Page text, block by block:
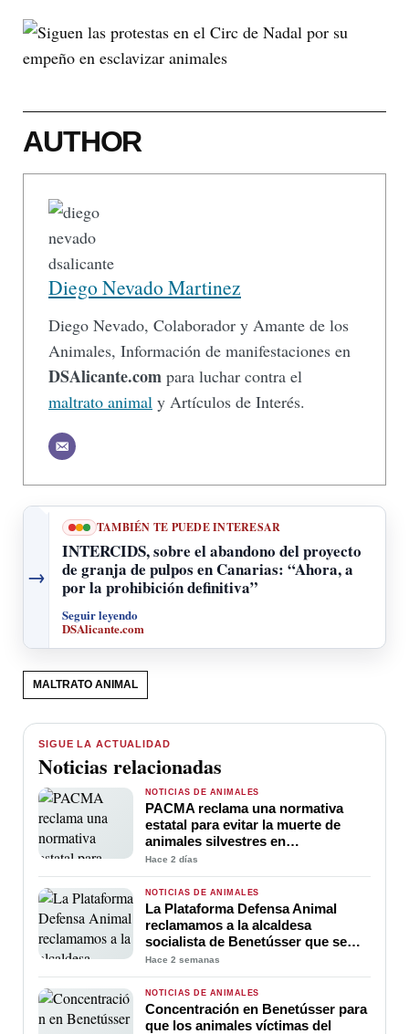
AUTHOR
Diego Nevado Martinez
Diego Nevado, Colaborador y Amante de los
Animales, Información de manifestaciones en
DSAlicante.com para luchar contra el
maltrato animal y Artículos de Interés.
→
TAMBIÉN TE PUEDE INTERESAR
INTERCIDS, sobre el abandono del proyecto
de granja de pulpos en Canarias: “Ahora, a
por la prohibición definitiva”
Seguir leyendo
DSAlicante.com
MALTRATO ANIMAL
SIGUE LA ACTUALIDAD
Noticias relacionadas
NOTICIAS DE ANIMALES
PACMA reclama una normativa
estatal para evitar la muerte de
animales silvestres en
infraestructuras humanas
Hace 2 días
NOTICIAS DE ANIMALES
La Plataforma Defensa Animal
reclamamos a la alcaldesa
socialista de Benetússer que se
disculpe por asegurar que no había
animales entre los escombros
Hace 2 semanas
NOTICIAS DE ANIMALES
Concentración en Benetússer para
que los animales víctimas del